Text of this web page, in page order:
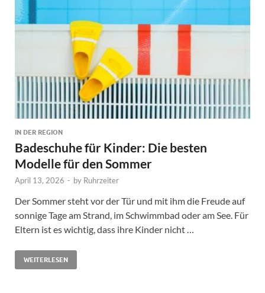
IN DER REGION
Badeschuhe für Kinder: Die besten
Modelle für den Sommer
April 13, 2026 - by Ruhrzeiter
Der Sommer steht vor der Tür und mit ihm die Freude auf
sonnige Tage am Strand, im Schwimmbad oder am See. Für
Eltern ist es wichtig, dass ihre Kinder nicht …
WEITERLESEN